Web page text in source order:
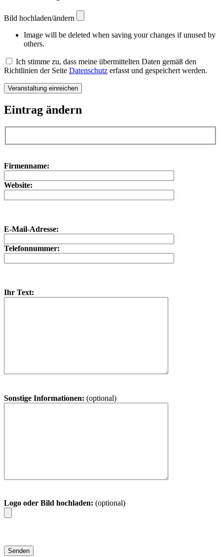
Bild hochladen/ändern
Image will be deleted when saving your changes if unused by
others.
Ich stimme zu, dass meine übermittelten Daten gemäß den
Richtlinien der Seite Datenschutz erfasst und gespeichert werden.
Eintrag ändern
Firmenname:
Website:
E-Mail-Adresse:
Telefonnummer:
Ihr Text:
Sonstige Informationen: (optional)
Logo oder Bild hochladen: (optional)